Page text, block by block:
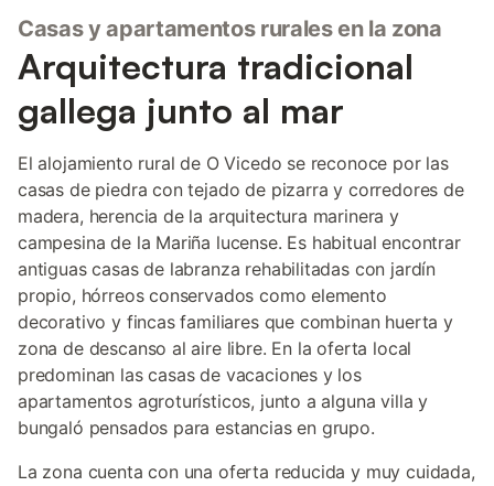
Casas y apartamentos rurales en la zona
Arquitectura tradicional
gallega junto al mar
El alojamiento rural de O Vicedo se reconoce por las
casas de piedra con tejado de pizarra y corredores de
madera, herencia de la arquitectura marinera y
campesina de la Mariña lucense. Es habitual encontrar
antiguas casas de labranza rehabilitadas con jardín
propio, hórreos conservados como elemento
decorativo y fincas familiares que combinan huerta y
zona de descanso al aire libre. En la oferta local
predominan las casas de vacaciones y los
apartamentos agroturísticos, junto a alguna villa y
bungaló pensados para estancias en grupo.
La zona cuenta con una oferta reducida y muy cuidada,